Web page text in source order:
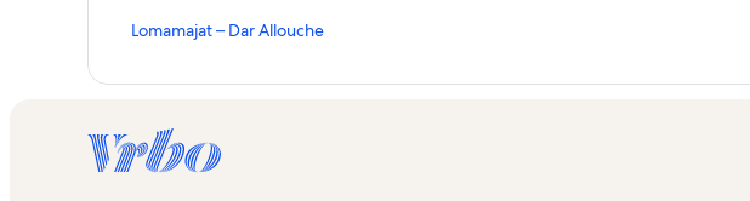
Lomamajat – Dar Allouche
K
e
n